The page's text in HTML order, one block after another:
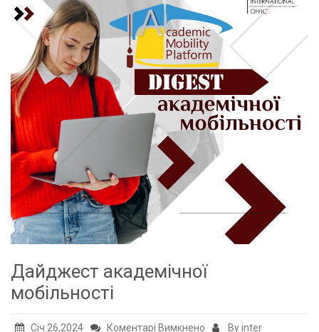
Дайджест академічної
мобільності
Січ 26,2024 Коментарі Вимкнено до
By inter